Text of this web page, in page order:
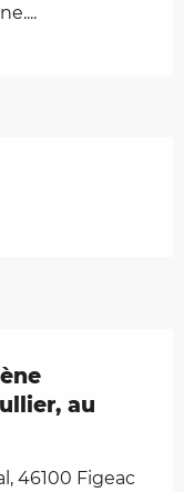
au
46100 Figeac